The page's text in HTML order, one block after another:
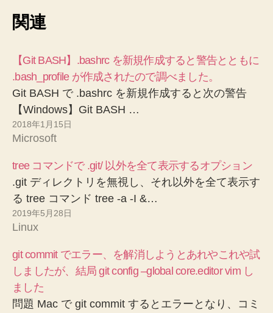
関連
【Git BASH】.bashrc を新規作成すると警告とともに
.bash_profile が作成されたので調べました。
Git BASH で .bashrc を新規作成すると次の警告
【Windows】Git BASH …
2018年1月15日
Microsoft
tree コマンドで .git/ 以外を全て表示するオプション
.git ディレクトリを無視し、それ以外を全て表示す
る tree コマンド tree -a -I &…
2019年5月28日
Linux
git commit でエラー、を解消しようとあれやこれや試
しましたが、結局 git config –global core.editor vim し
ました
問題 Mac で git commit するとエラーとなり、コミ